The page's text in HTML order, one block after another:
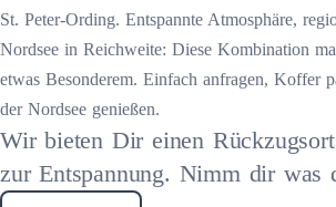
St. Peter-Ording. Entspannte Atmosphäre,
Nordsee in Reichweite: Diese Kombination
etwas Besonderem. Einfach anfragen, Koffer
der Nordsee genießen.
Wir bieten Dir einen
zur Entspannung. Nimm dir was